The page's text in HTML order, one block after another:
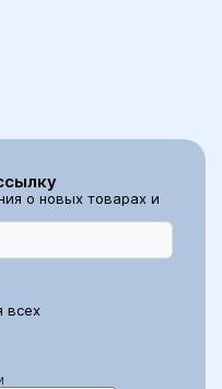
о новых товарах и
всех